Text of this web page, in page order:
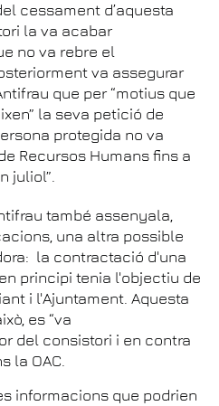
cessament d’aquesta
la va acabar
no va rebre el
va assegurar
que per “motius que
la seva petició de
protegida no va
Recursos Humans fins a
juliol”.
també assenyala,
una altra possible
la contractació d'una
principi tenia l'objectiu de
i l'Ajuntament. Aquesta
es “va
del consistori i en contra
la OAC.
informacions que podrien